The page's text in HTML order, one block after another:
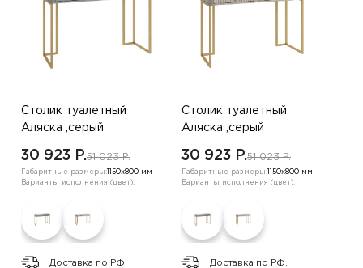
Столик туалетный
Аляска ,серый
30 923 P.51 023 P.
Габаритные размеры: 1150х800 мм
Варианты исполнения (цвет):
Доставка по РФ.
Столик туалетный
Аляска ,серый
30 923 P.51 023 P.
Габаритные размеры: 1150х800 мм
Варианты исполнения (цвет):
Доставка по РФ.